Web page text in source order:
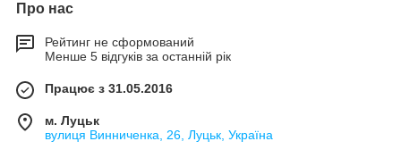
Про нас
Рейтинг не сформований
Менше 5 відгуків за останній рік
Працює з 31.05.2016
м. Луцьк
вулиця Винниченка, 26, Луцьк, Україна